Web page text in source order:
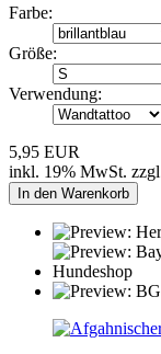
Farbe:
Größe:
Verwendung:
5,95 EUR
inkl. 19% MwSt.
In den Warenkorb